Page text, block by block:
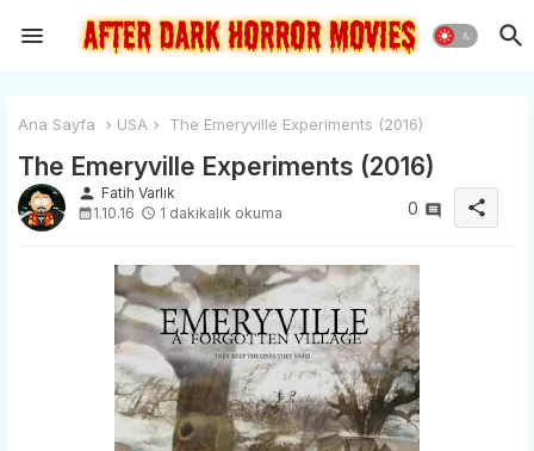
Ana Sayfa USA The Emeryville Experiments (2016)
The Emeryville Experiments (2016)
person Fatih Varlık
1.10.16
1 dakikalık okuma 0 share